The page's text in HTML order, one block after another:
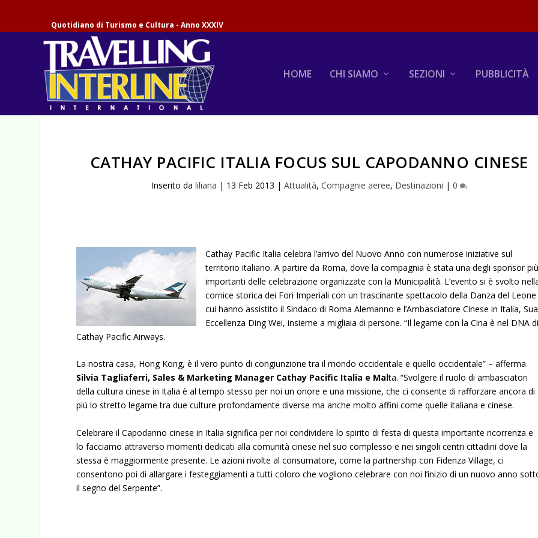
Quotidiano di Turismo e Cultura - Anno XXXIV
HOME CHI SIAMO SEZIONI PUBBLICITÀ
CATHAY PACIFIC ITALIA FOCUS SUL CAPODANNO CINESE
Inserito da liliana | 13 Feb 2013 | Attualità, Compagnie aeree, Destinazioni | 0
Cathay Pacific Italia celebra l’arrivo del Nuovo Anno con numerose iniziative sul
territorio italiano. A partire da Roma, dove la compagnia è stata una degli sponsor più
importanti delle celebrazione organizzate con la Municipalità. L’evento si è svolto
cornice storica dei Fori Imperiali con un trascinante spettacolo della Danza del Leone
cui hanno assistito il Sindaco di Roma Alemanno e l’Ambasciatore Cinese in Italia, Sua
Eccellenza Ding Wei, insieme a migliaia di persone. “Il legame con la Cina è nel DNA di
Cathay Pacific Airways.
La nostra casa, Hong Kong, è il vero punto di congiunzione tra il mondo occidentale e quello occidentale” – afferma
Silvia Tagliaferri, Sales & Marketing Manager Cathay Pacific Italia e Malta. “Svolgere il ruolo di ambasciatori
della cultura cinese in Italia è al tempo stesso per noi un onore e una missione, che ci consente di rafforzare ancora di
più lo stretto legame tra due culture profondamente diverse ma anche molto affini come quelle italiana e cinese.
Celebrare il Capodanno cinese in Italia significa per noi condividere lo spirito di festa di questa importante ricorrenza e
lo facciamo attraverso momenti dedicati alla comunità cinese nel suo complesso e nei singoli centri cittadini dove la
stessa è maggiormente presente. Le azioni rivolte al consumatore, come la partnership con Fidenza Village, ci
consentono poi di allargare i festeggiamenti a tutti coloro che vogliono celebrare con noi l’inizio di un nuovo anno
il segno del Serpente”.